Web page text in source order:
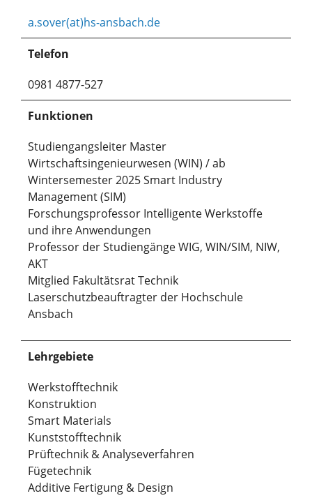
a.sover(at)hs-ansbach.de
Telefon
0981 4877-527
Funktionen
Studiengangsleiter Master
Wirtschaftsingenieurwesen (WIN) / ab
Wintersemester 2025 Smart Industry
Management (SIM)
Forschungsprofessor Intelligente Werkstoffe
und ihre Anwendungen
Professor der Studiengänge WIG, WIN/SIM, NIW,
AKT
Mitglied Fakultätsrat Technik
Laserschutzbeauftragter der Hochschule
Ansbach
Lehrgebiete
Werkstofftechnik
Konstruktion
Smart Materials
Kunststofftechnik
Prüftechnik & Analyseverfahren
Fügetechnik
Additive Fertigung & Design